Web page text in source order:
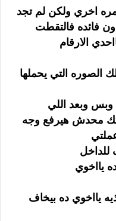
مره اخري ولكن لم تجد
فائده فالتقطت
الارقام
الصوره التي يحملها
وبس وبعد اللي
محدش هيرفع وجه
يااخوي
يااخوي ده بيخاف